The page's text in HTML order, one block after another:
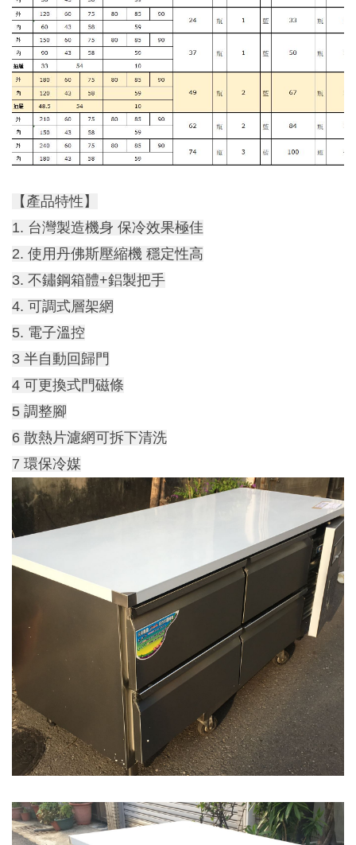
【產品特性】
1. 台灣製造機身 保冷效果極佳
2. 使用丹佛斯壓縮機 穩定性高
3. 不鏽鋼箱體+鋁製把手
4. 可調式層架網
5. 電子溫控
3 半自動回歸門
4 可更換式門磁條
5 調整腳
6 散熱片濾網可拆下清洗
7 環保冷媒